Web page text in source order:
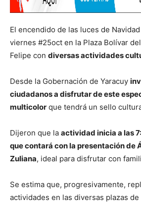
El encendido de las luces de
viernes #25oct en la Plaza Bolívar
Felipe con diversas actividades
Desde la Gobernación de Yaracuy
ciudadanos a disfrutar de este
multicolor que tendrá un sello
Dijeron que la actividad inicia a las
que contará con la presentación de
Zuliana, ideal para disfrutar con
Se estima que, progresivamente,
actividades en las diversas plazas